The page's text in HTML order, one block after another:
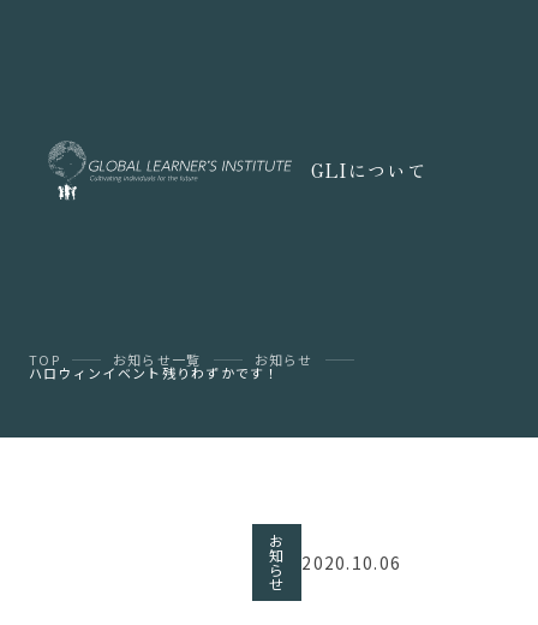
GLIについて
TOP お知らせ一覧 お知らせ
ハロウィンイベント残りわずかです！
お
知
ら
せ
2020.10.06